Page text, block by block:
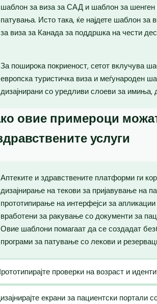
шаблон за виза за САД и шаблон за
патувања. Исто така, ќе најдете шаблон
за виза за Канада за поддршка на чести
За поширока покриеност, сетот вклучува
европска туристичка виза и меѓународен
дизајнирани со уредливи слоеви за имиња,
овие примероци
услуги
Аптеките и здравствените платформи ги
дизајнирање на текови за пријавување на
прототипирање на интерфејси за
вработени за ракување со документи за
Овие шаблони помагаат да се создадат
програми за патување со лекови и
проверки на возраст и
екрани за пациентски портали